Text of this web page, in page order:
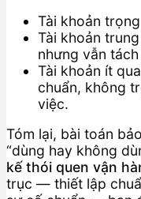
Tài khoản
Tài khoản
nhưng vẫn
Tài khoản ít
chuẩn, không
việc.
Tóm lại, bài toán
“dùng hay không
kế thói quen vận
trục — thiết lập